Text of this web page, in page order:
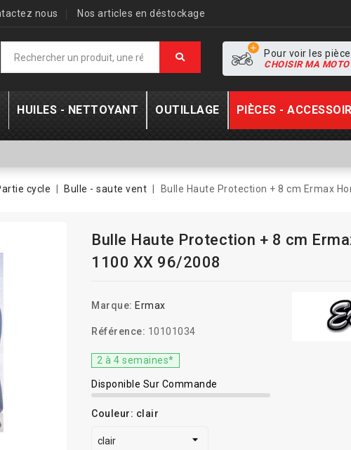
nous Nos articles en déstockage
Pour voir les
CHOISIR MA MOTO
HUILES - NETTOYANT OUTILLAGE PIÈCES -
cycle Bulle - saute vent Bulle Haute Protection + 8 cm Ermax
Bulle Haute Protection + 8 cm
1100 XX 96/2008
Marque: Ermax
Référence: 10101034
2 à 4 semaines*
Disponible Sur Commande
Couleur: clair